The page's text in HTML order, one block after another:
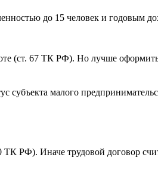
до 15 человек и годовым
(ст. 67 ТК РФ). Но лучше
субъекта малого
ТК РФ). Иначе трудовой договор